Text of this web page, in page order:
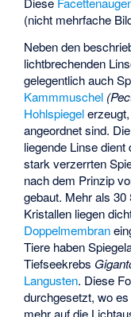
(nicht mehrfache
Neben den
lichtbrechenden
gelegentlich auch
Kammmuschel
Hohlspiegel
angeordnet sind.
liegende Linse
stark verzerrten
nach dem Prinzip
gebaut. Mehr als
Kristallen liegen
Doppelmembran
Tiere haben
Tiefseekrebs
Langusten. Diese
durchgesetzt, wo